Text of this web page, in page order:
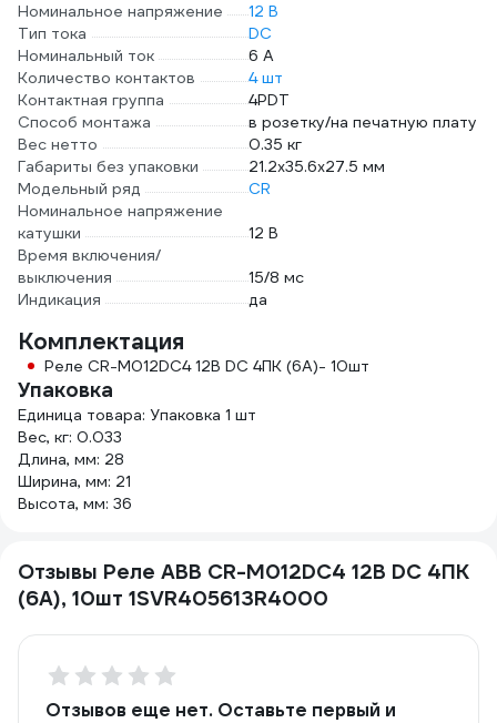
Номинальное напряжение
12 В
Тип тока
DC
Номинальный ток
6 А
Количество контактов
4 шт
Контактная группа
4PDT
Способ монтажа
в розетку/на печатную плату
Вес нетто
0.35 кг
Габариты без упаковки
21.2х35.6х27.5 мм
Модельный ряд
CR
Номинальное напряжение
катушки
12 В
Время включения/
выключения
15/8 мс
Индикация
да
Комплектация
Реле CR-M012DC4 12B DC 4ПК (6A)- 10шт
Упаковка
Единица товара: Упаковка 1 шт
Вес, кг: 0.033
Длина, мм: 28
Ширина, мм: 21
Высота, мм: 36
Отзывы Реле ABB CR-M012DC4 12B DC 4ПК
(6A), 10шт 1SVR405613R4000
Отзывов еще нет. Оставьте первый и